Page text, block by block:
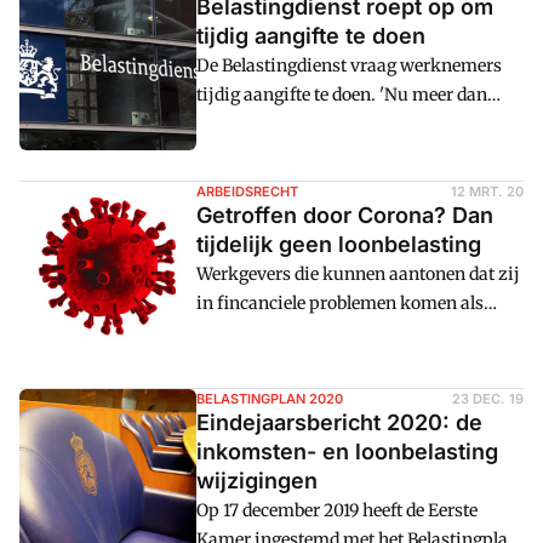
Belastingdienst roept op om
tijdig aangifte te doen
De Belastingdienst vraag werknemers
tijdig aangifte te doen. 'Nu meer dan
ooit.' De gegevens uit de loonaangifte
worden namelijk gebruikt door het UWV
voor de Noodfonds Overbrugging
Werkgelegenheid (NOW)-regeling. Dit
noodfonds is bedoeld om werkgevers die
te maken hebben met omzetverlies, te
compenseren en te zorgen dat zij hun
ARBEIDSRECHT 12 MRT. 20
Getroffen door Corona? Dan
tijdelijk geen loonbelasting
Werkgevers die kunnen aantonen dat zij
in fincanciele problemen komen als
de loonbelasting. Ook
vennootschapsbelasting,
omzetbelasting en inkomstenbelasting
hoeven dan tijdelijk niet te worden
afgedragen. Zo laat het kabinet vandaag
weten in eenu00a0brief aan de Tweede
BELASTINGPLAN 2020 23 DEC. 19
Eindejaarsbericht 2020: de
inkomsten- en loonbelasting
wijzigingen
Op 17 december 2019 heeft de Eerste